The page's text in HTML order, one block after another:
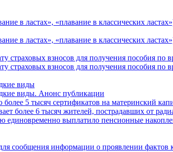
в ластах», «плавание в классических
в ластах», «плавание в классических
взносов для получения пособия по
страховых взносов для получения пособия по
виды
виды. Анонс публикации
5 тысяч сертификатов на материнский
более 6 тысяч жителей, пострадавших от
выплатило пенсионные
сообщения информации о проявлении фактов